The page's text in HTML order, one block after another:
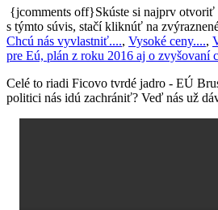
{jcomments off}Skúste si najprv otvoriť
s týmto súvis, stačí kliknúť na
Chcú nás vyvlastniť...., Vysoké ceny....,
pre Eú, plán z roku 2016 aj o zvyšovaní
Celé to riadi Ficovo tvrdé jadro - EÚ
politici nás idú zachrániť? Veď nás už